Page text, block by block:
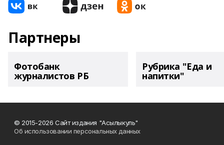
Партнеры
Фотобанк
журналистов РБ
Рубрика "Еда и
напитки"
© 2015-2026 Сайт издания "Асылыкуль"
Об использовании персональных данных